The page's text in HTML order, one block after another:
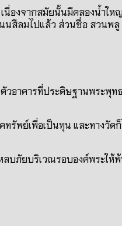
นื่องจากสมัยนั้นมีคลองน้ำใ
นสีลมไปแล้ว ส่วนชื่อ สวนพ
ตัวอาคารที่ประดิษฐานพระพุ
รัพย์เพื่อเป็นทุน และทางวั
ภัยบริเวณรอบองค์พระให้พ้